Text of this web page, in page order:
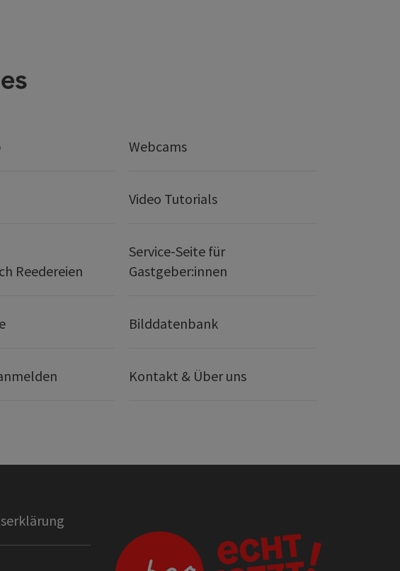
Webcams
Video Tutorials
Reedereien
Service-Seite für
Gastgeber:innen
Bilddatenbank
Kontakt & Über uns